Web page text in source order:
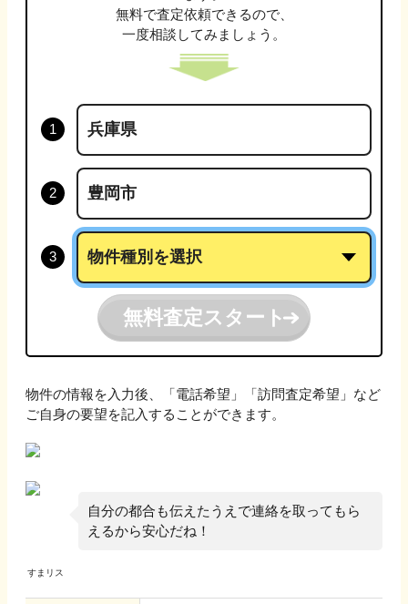
無料で査定依頼できるので、
一度相談してみましょう。
無料査定スタート
物件の情報を入力後、「電話希望」「訪問査定希望」など
ご自身の要望を記入することができます。
自分の都合も伝えたうえで連絡を取ってもら
えるから安心だね！